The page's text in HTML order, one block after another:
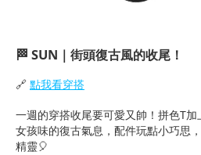
🏁 SUN｜街頭復古風的收尾！
🔗 點我看穿搭
一週的穿搭收尾要可愛又帥！拼色T
女孩味的復古氣息，配件玩點小巧思
精靈🎈